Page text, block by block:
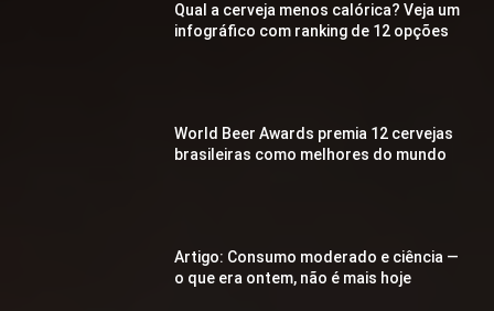
Qual a cerveja menos calórica? Veja um
infográfico com ranking de 12 opções
World Beer Awards premia 12 cervejas
brasileiras como melhores do mundo
Artigo: Consumo moderado e ciência —
o que era ontem, não é mais hoje